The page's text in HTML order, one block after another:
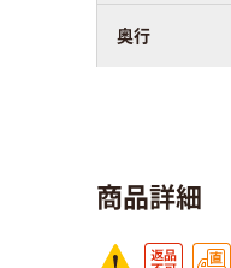
奥行
商品詳細